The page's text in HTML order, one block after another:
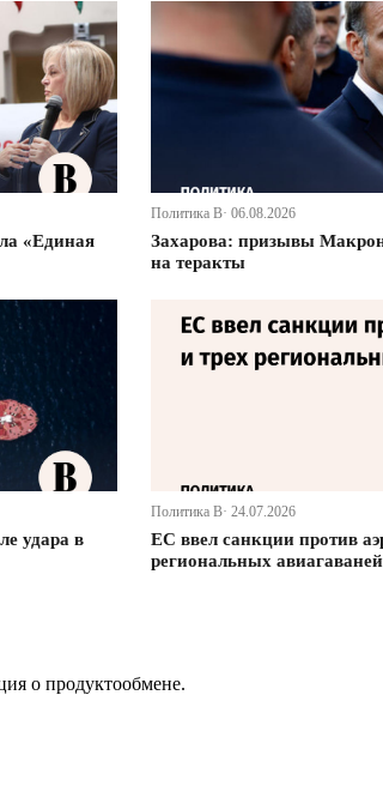
«Единая
Политика В· 06.08.2026
Захарова: призывы
на теракты
удара в
Политика В· 24.07.2026
ЕС ввел санкции против
региональных авиагаваней
о продуктообмене.